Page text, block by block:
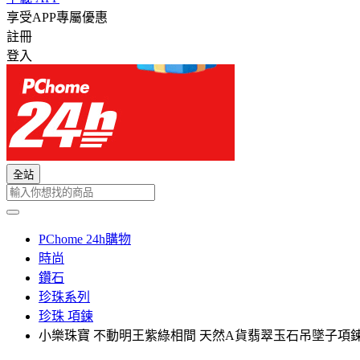
享受APP專屬優惠
註冊
登入
全站
PChome 24h購物
時尚
鑽石
珍珠系列
珍珠 項鍊
小樂珠寶 不動明王紫綠相間 天然A貨翡翠玉石吊墜子項